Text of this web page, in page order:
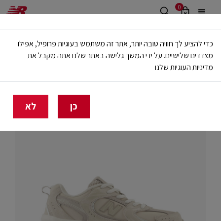
0
משלוח חינם מעל 499 ש"ח
🔥 20% הנחה על כל הביגוד באתר ובחנויות - לזמן מוגבל
בית ילדים SHOP BY STYLE
530
כדי להציע לך חוויה טובה יותר, אתר זה משתמש בעוגיות פרופיל, אפילו
מצדדים שלישיים. על ידי המשך גלישה באתר שלנו אתה מקבל את
מדיניות העוגיות שלנו
כן לא